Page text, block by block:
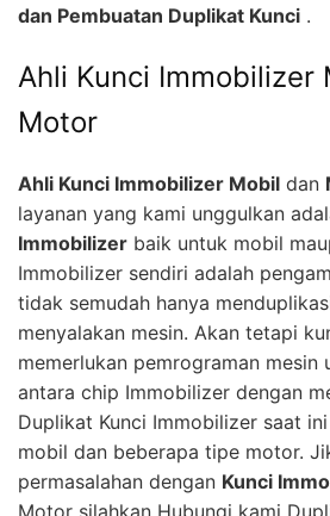
dan Pembuatan Duplikat Kunci .
Ahli Kunci Immobilizer
Motor
Ahli Kunci Immobilizer Mobil dan
layanan yang kami unggulkan
Immobilizer baik untuk mobil
Immobilizer sendiri adalah
tidak semudah hanya
menyalakan mesin. Akan tetapi
memerlukan pemrograman mesin
antara chip Immobilizer dengan
Duplikat Kunci Immobilizer saat
mobil dan beberapa tipe motor.
permasalahan dengan Kunci